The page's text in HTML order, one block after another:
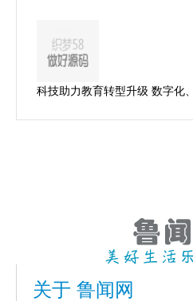
科技助力教育转型升级 数字化
关于 鲁闻网